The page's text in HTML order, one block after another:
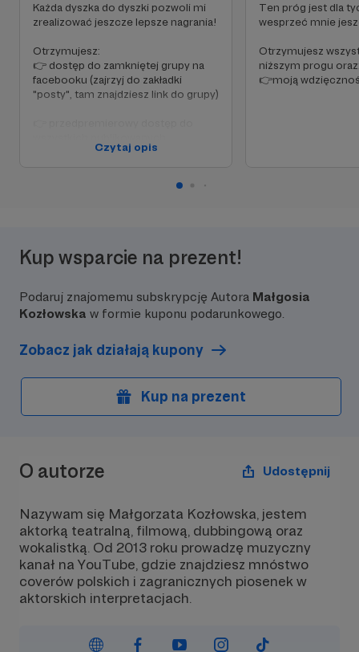
Każda dyszka do dyszki pozwoli mi
zrealizować jeszcze lepsze nagrania!
Otrzymujesz:
👉 dostęp do zamkniętej grupy na
facebooku (zajrzyj do zakładki
"posty", tam znajdziesz link do grupy)
materiałów i możliwość
Czytaj opis
Ten próg jest dla
wesprzeć mnie
Otrzymujesz
niższym progu
👉moją
Kup wsparcie na prezent!
Podaruj znajomemu subskrypcję Autora Małgosia
Kozłowska w formie kuponu podarunkowego.
Zobacz jak działają kupony
Kup na prezent
O autorze Udostępnij
Nazywam się Małgorzata Kozłowska, jestem
aktorką teatralną, filmową, dubbingową oraz
wokalistką. Od 2013 roku prowadzę muzyczny
kanał na YouTube, gdzie znajdziesz mnóstwo
coverów polskich i zagranicznych piosenek w
aktorskich interpretacjach.